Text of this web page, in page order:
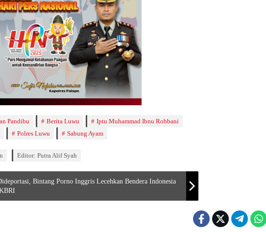
Pandibu Berita Luwu
Iptu Muhammad Ibnu Robbani
Polres Luwu Sabung Ayam
Editor: Putra Alif Syah
Bintang Porno Inggris Lecehkan Bendera Indonesia